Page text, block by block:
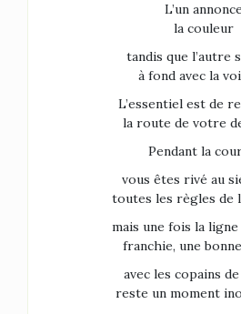
L’un annonce
la couleur
tandis que l’autre
à fond avec la
L’essentiel est de
la route de votre
Pendant la
vous êtes rivé au
toutes les règles de
mais une fois la ligne
franchie, une
avec les copains
reste un moment